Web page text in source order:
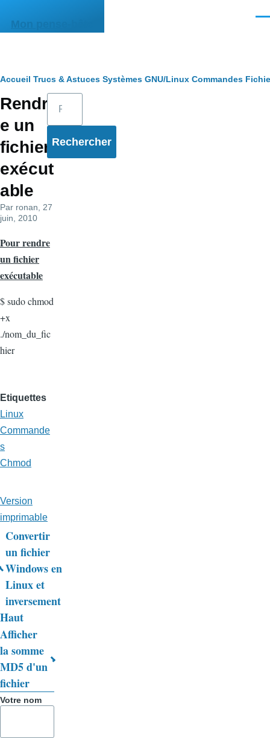
Mon pense-bête
Fil
d'Ariane
Accueil Trucs & Astuces Systèmes GNU/Linux Commandes
Rendr
e un
fichier
exécut
able
Par ronan , 27
juin, 2010
Pour rendre
un fichier
exécutable
$ sudo chmod
+x
./nom_du_fic
hier
Etiquettes
Linux
Commande
s
Chmod
Version
imprimable
Liens
transversaux
de
livre
pour
Trucs
&
Astuces
Convertir
un fichier
Windows en
Linux et
inversement
Haut
Afficher
la somme
MD5 d'un
fichier
Votre nom
Rechercher